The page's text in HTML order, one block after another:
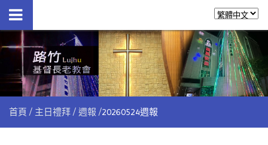
首頁 主日禮拜 週報 20260524週報